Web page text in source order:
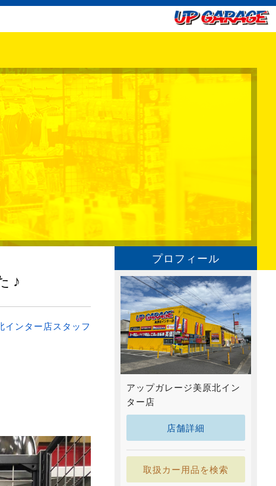
♪
インター店スタッフ
プロフィール
アップガレージ美原北イン
ター店
店舗詳細
取扱カー用品を検索